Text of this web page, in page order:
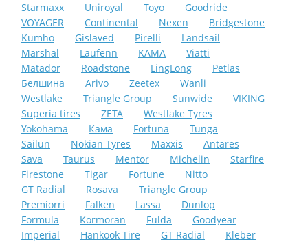
Starmaxx
Uniroyal Toyo
Goodride
VOYAGER
Continental Nexen
Bridgestone
Kumho
Gislaved Pirelli
Landsail
Marshal
Laufenn KAMA
Viatti
Matador
Roadstone LingLong
Petlas
Белшина
Arivo Zeetex
Wanli
Westlake
Triangle Group Sunwide
VIKING
Superia tires
ZETA
Westlake Tyres
Yokohama
Кама Fortuna
Tunga
Sailun
Nokian Tyres Maxxis
Antares
Sava
Taurus Mentor Michelin
Starfire
Firestone
Tigar Fortune
Nitto
GT Radial
Rosava
Triangle Group
Premiorri
Falken Lassa
Dunlop
Formula
Kormoran Fulda
Goodyear
Imperial
Hankook Tire GT Radial
Kleber